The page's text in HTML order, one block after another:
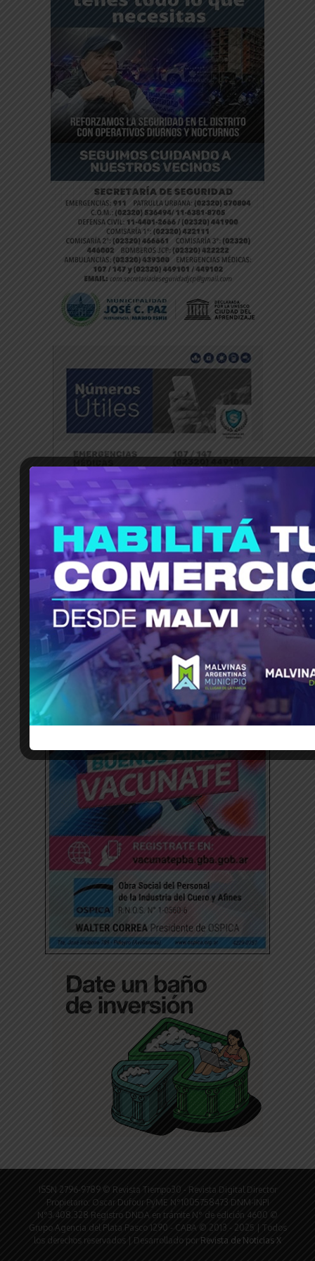
ISSN 2796-9789 © Revista Tiempo30 - Revista Digital Director
Propietario: Oscar Dufour PyME N°1005758473 DNM-INPI
N°3.408.328 Registro DNDA en trámite N° de edición 4600 ©
Grupo Agencia del Plata Pasco 1290 - CABA © 2013 - 2025 | Todos
los derechos reservados | Desarrollado por Revista de Noticias X